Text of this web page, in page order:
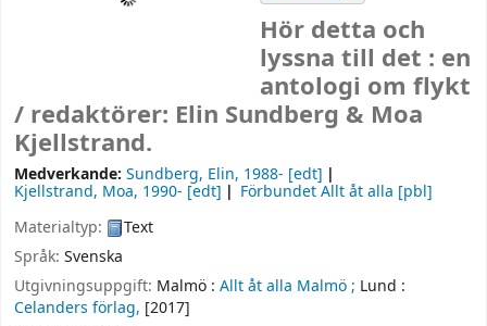
Hör detta och
lyssna till det : en
antologi om flykt
/ redaktörer: Elin Sundberg & Moa
Kjellstrand.
Medverkande: Sundberg, Elin, 1988- [edt]
Kjellstrand, Moa, 1990- [edt] Förbundet Allt åt alla [pbl]
Materialtyp:
Text
Språk: Svenska
Utgivningsuppgift: Malmö : Allt åt alla Malmö ; Lund :
Celanders förlag, [2017]